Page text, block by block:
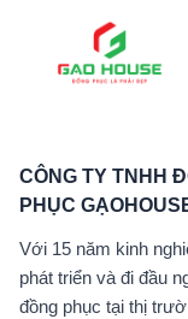
CÔNG TY TNHH
PHỤC
Với 15 năm kinh
phát triển và đi đầu
đồng phục tại thị